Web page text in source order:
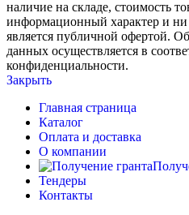
наличие на складе, стоимость
информационный характер и ни
является публичной офертой.
данных осуществляется в
конфиденциальности.
Закрыть
Главная страница
Каталог
Оплата и доставка
О компании
Тендеры
Контакты